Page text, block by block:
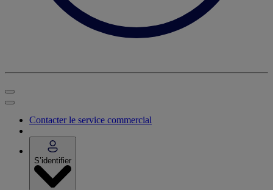
Contacter le service commercial
S’identifier